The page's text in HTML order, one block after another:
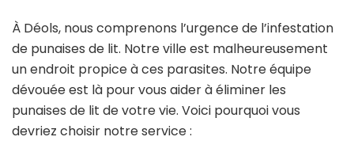
À Déols, nous comprenons l’urgence de l’infestation
de punaises de lit. Notre ville est malheureusement
un endroit propice à ces parasites. Notre équipe
dévouée est là pour vous aider à éliminer les
punaises de lit de votre vie. Voici pourquoi vous
devriez choisir notre service :